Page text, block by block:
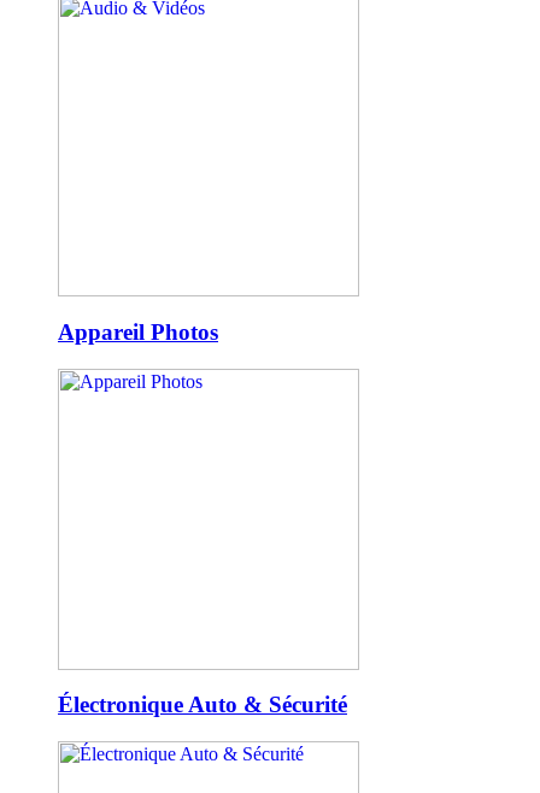
Appareil Photos
Électronique Auto & Sécurité